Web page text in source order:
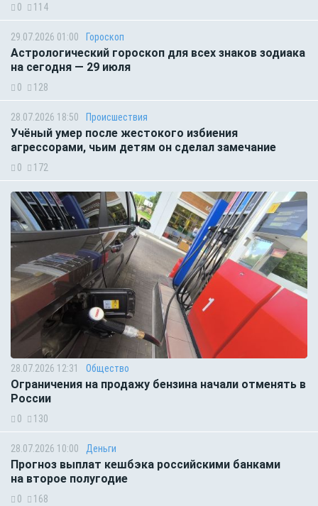
0 114
29.07.2026 01:00 Гороскоп
Астрологический гороскоп для всех знаков зодиака
на сегодня — 29 июля
0 128
28.07.2026 18:50 Происшествия
Учёный умер после жестокого избиения
агрессорами, чьим детям он сделал замечание
0 172
28.07.2026 12:31 Общество
Ограничения на продажу бензина начали отменять в
России
0 130
28.07.2026 10:00 Деньги
Прогноз выплат кешбэка российскими банками
на второе полугодие
0 168